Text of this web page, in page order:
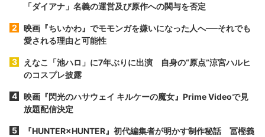
「ダイアナ」名義の運営及び原作への関与を否定
映画『ちいかわ』でモモンガを嫌いになった人へ──それでも
愛される理由と可能性
えなこ「池ハロ」に7年ぶりに出演 自身の“原点”涼宮ハルヒ
のコスプレ披露
映画『閃光のハサウェイ キルケーの魔女』Prime Videoで見
放題配信決定
『HUNTER×HUNTER』初代編集者が明かす制作秘話 冨樫義